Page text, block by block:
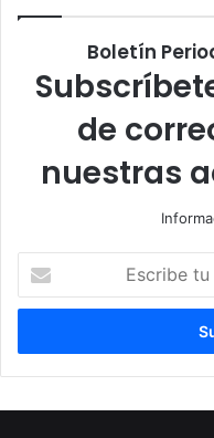
Boletín
de
nuestras
correo